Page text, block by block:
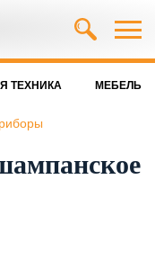
ТЕХНИКА МЕБЕЛЬ